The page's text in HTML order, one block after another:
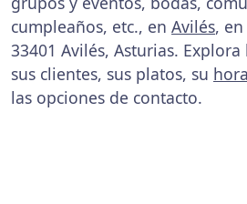
cumpleaños, etc., en Avilés, en
33401 Avilés, Asturias. Explora
sus clientes, sus platos, su
las opciones de contacto.